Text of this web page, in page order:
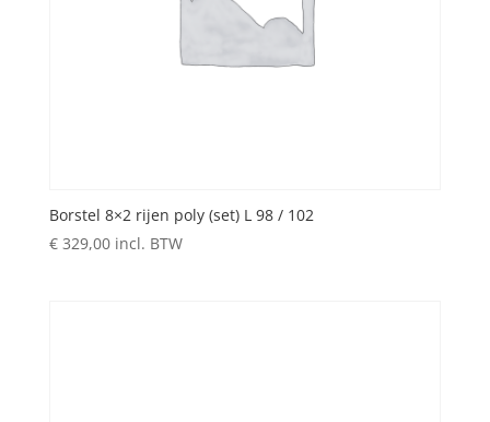
Borstel 8×2 rijen poly (set) L 98 / 102
€329,00 incl. BTW